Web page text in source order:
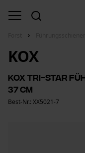
KOX
KOX Tri-Star
37 cm
Best-Nr.: XX5021-7